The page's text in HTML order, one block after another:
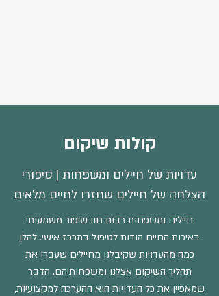
קולות שיקום
עדויות של חיילים ומשפחות | סיפורי
הצלחה של חיילים שחזרו לחיים מלאים
חיילים ומשפחות רבות חוו שיפור משמעותי
באיכות החיים הודות לטיפול במרכז אישי. להלן
כמה מהעדויות שקיבלנו מחיילים שעברו את
תהליך השיקום אצלנו ומשפחותיהם. הדבר
שמאפיין את כל העדויות הוא ההערכה למקצועיות,